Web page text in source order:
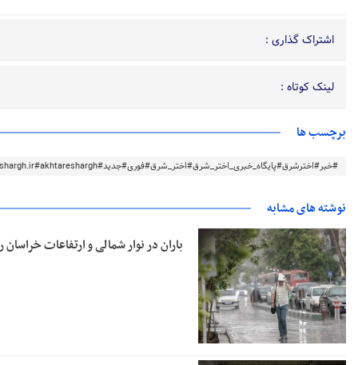
اشتراک گذاری :
لینک کوتاه :
برچسب ها
#خبر#اخترشرق#پایگاه_خبری_اختر_شرق#اختر_شرق#فوری#جدید#akhtareshargh.ir#akhtareshargh#خراسان#خراسان_رضوی
نوشته های مشابه
باران در نوار شمالی و ارتفاعات